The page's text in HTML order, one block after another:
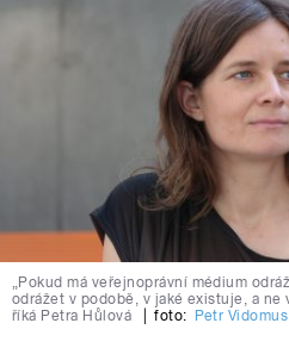
„Pokud má veřejnoprávní médium
odrážet v podobě, v jaké existuje, a ne
říká Petra Hůlová
foto: Petr Vidomus